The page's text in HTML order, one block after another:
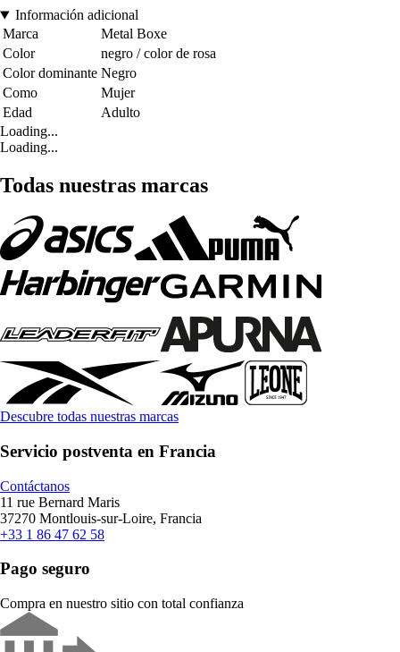
Información adicional
Marca
Metal Boxe
Color
negro / color de rosa
Color dominante Negro
Como
Mujer
Edad
Adulto
Loading...
Loading...
Todas nuestras marcas
Descubre todas nuestras marcas
Servicio postventa en Francia
Contáctanos
11 rue Bernard Maris
37270 Montlouis-sur-Loire, Francia
+33 1 86 47 62 58
Pago seguro
Compra en nuestro sitio con total confianza